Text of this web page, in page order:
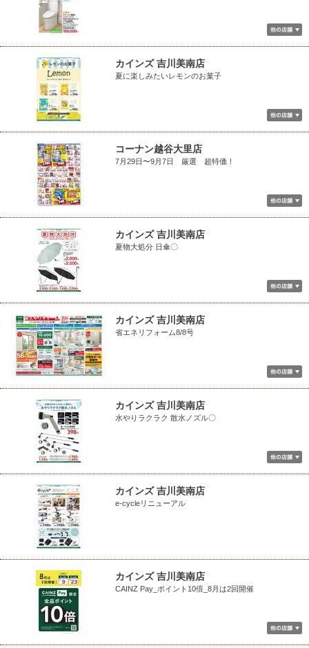
カインズ 吉川美南店
夏に楽しみたいレモンのお菓子
コーナン越谷大里店
7月29日〜9月7日 厳選 超特価！
カインズ 吉川美南店
夏物大処分 日傘〇
カインズ 吉川美南店
省エネリフォーム8/8号
カインズ 吉川美南店
水やりラクラク 散水ノズル〇
カインズ 吉川美南店
e-cycleリニューアル
カインズ 吉川美南店
CAINZ Pay_ポイント10倍_8月は2回開催